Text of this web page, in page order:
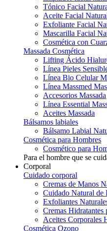
Tónico Facial
Aceite Facial
Exfoliante Facial
Mascarilla Facial
Cosmética con
Massada Cosmética
Lifting Ácido
Línea Pieles
Línea Bio Celular
Línea Massmed
Accesorios Massada
Línea Essential
Aceites Massada
Bálsamos labiales
Bálsamo Labial
Cosmética para Hombres
Cosmético para
Para el hombre que se
Corporal
Cuidado corporal
Cremas de Manos
Cuidado Natural de
Exfoliantes
Cremas Hidratantes
Aceites Corporales
Cosmética Ozono